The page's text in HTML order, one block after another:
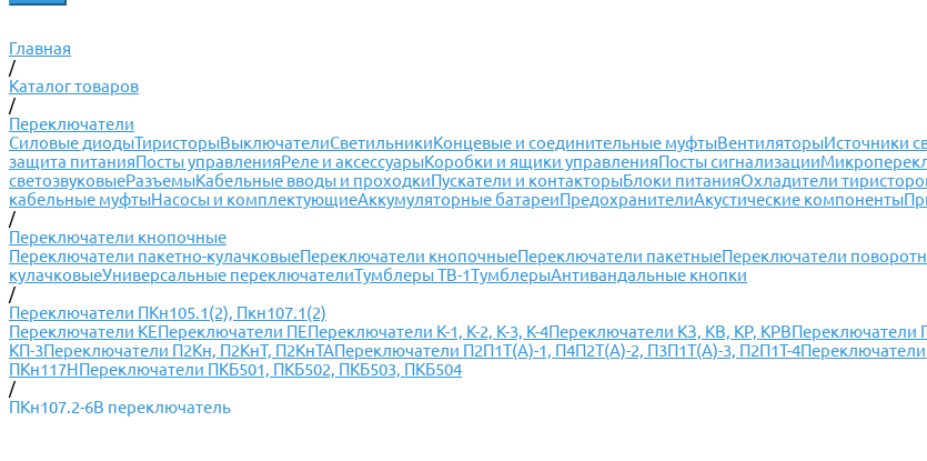
Главная
/
Каталог товаров
/
Переключатели
Силовые диодыТиристорыВыключателиСветильникиКонцевые и соединительные муфтыВентиляторыИсточники
защита питанияПосты управленияРеле и аксессуарыКоробки и ящики управленияПосты сигнализации
светозвуковыеРазъемыКабельные вводы и проходкиПускатели и контакторыБлоки питанияОхладители
кабельные муфтыНасосы и комплектующиеАккумуляторные батареиПредохранителиАкустические компоненты
/
Переключатели кнопочные
Переключатели пакетно-кулачковыеПереключатели кнопочныеПереключатели пакетныеПереключатели
кулачковыеУниверсальные переключателиТумблеры ТВ-1ТумблерыАнтивандальные кнопки
/
Переключатели ПКн105.1(2), Пкн107.1(2)
Переключатели КЕПереключатели ПЕПереключатели К-1, К-2, К-3, К-4Переключатели КЗ, КВ, КР, КРВПереключатели
КП-3Переключатели П2Кн, П2КнТ, П2КнТАПереключатели П2П1Т(А)-1, П4П2Т(А)-2, П3П1Т(А)-3, П2П1Т-4
ПКн117НПереключатели ПКБ501, ПКБ502, ПКБ503, ПКБ504
/
ПКн107.2-6В переключатель